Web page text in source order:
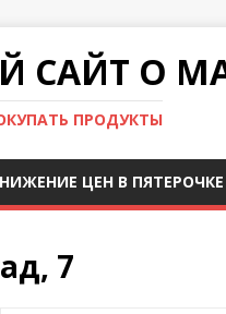
О
ПРОДУКТЫ
ЦЕН В ПЯТЕРОЧКЕ
7